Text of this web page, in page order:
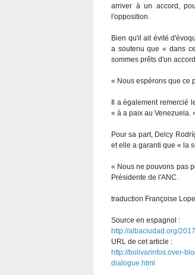
arriver à un accord,
l'opposition.
Bien qu'il ait évité
a soutenu que « dans
sommes prêts d'un
« Nous espérons que ce
Il a également
« à a paix au Venezuela.
Pour sa part, Delcy
et elle a garanti que « la
« Nous ne pouvons pas
Présidente de l'ANC.
traduction Françoise
Source en espagnol :
http://albaciudad.org/
URL de cet article :
http://bolivarinfos.over-
dialogue.html